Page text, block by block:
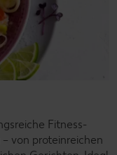
Fitness-
von proteinreichen